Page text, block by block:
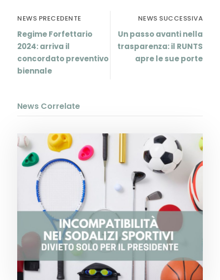
NEWS PRECEDENTE
Regime Forfettario
2024: arriva il
concordato preventivo
biennale
NEWS SUCCESSIVA
Un passo avanti nella
trasparenza: il RUNTS
apre le sue porte
News Correlate